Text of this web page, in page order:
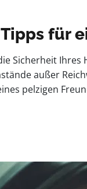
für
Sicherheit
außer
pelzigen